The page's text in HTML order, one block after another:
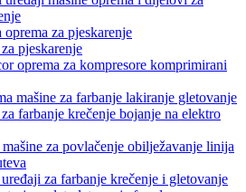
oprema za pjeskarenje
pjeskarenje
oprema za kompresore komprimirani
mašine za farbanje lakiranje gletovanje
farbanje krečenje bojanje na elektro
za povlačenje obilježavanje linija
za farbanje krečenje i gletovanje